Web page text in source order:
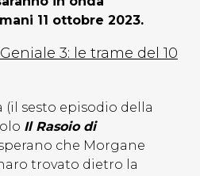
11 ottobre 2023.
3: le trame del 10
(il sesto episodio della
Il Rasoio di
che Morgane
trovato dietro la